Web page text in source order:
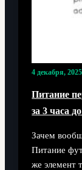
4 декабря, 2025
Питание
за 3 часа
Зачем
Питание
же элемент